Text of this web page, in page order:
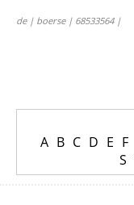
de | boerse | 68533564 |
A B C D E F
S